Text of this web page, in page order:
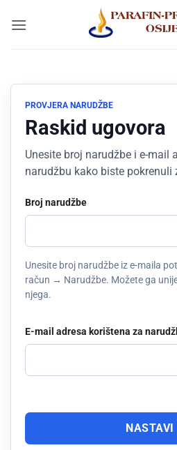
PROVJERA NARUDŽBE
Raskid ugovora
Unesite broj narudžbe i e-mail
narudžbu kako biste pokrenuli
Broj narudžbe
Unesite broj narudžbe iz e-maila
račun → Narudžbe. Možete ga
njega.
E-mail adresa korištena za
NASTAVI